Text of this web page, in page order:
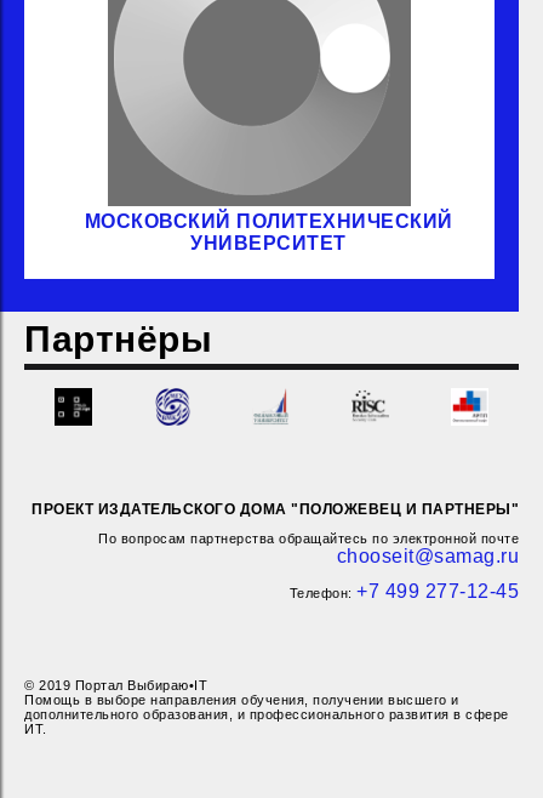
МОСКОВСКИЙ ПОЛИТЕХНИЧЕСКИЙ
УНИВЕРСИТЕТ
Партнёры
ПРОЕКТ ИЗДАТЕЛЬСКОГО ДОМА "ПОЛОЖЕВЕЦ И ПАРТНЕРЫ"
По вопросам партнерства обращайтесь по электронной почте
chooseit@samag.ru
Телефон: +7 499 277-12-45
© 2019 Портал Выбираю•IT
Помощь в выборе направления обучения, получении высшего и
дополнительного образования, и профессионального развития в сфере
ИТ.